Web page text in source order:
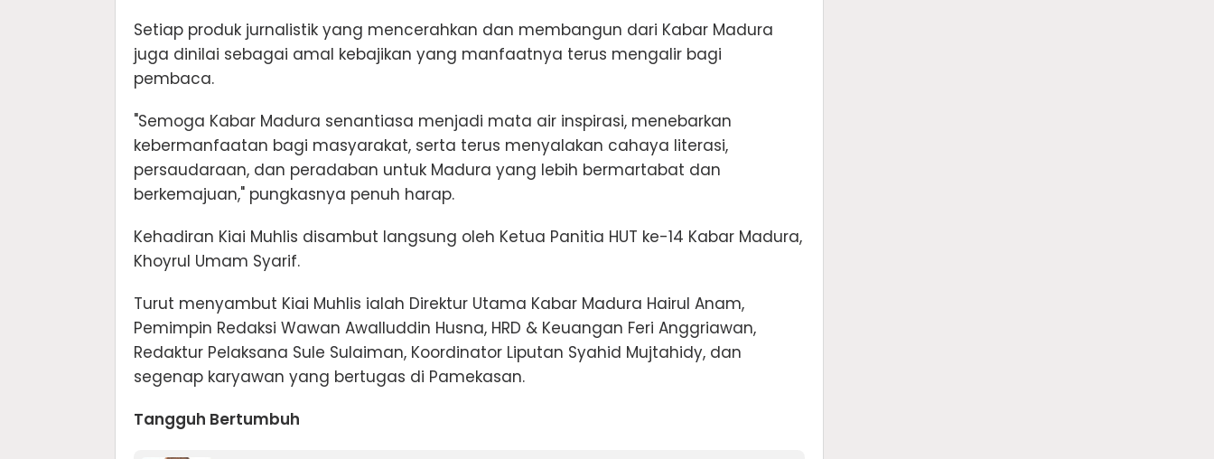
Setiap produk jurnalistik yang mencerahkan dan membangun dari Kabar Madura
juga dinilai sebagai amal kebajikan yang manfaatnya terus mengalir bagi
pembaca.
"Semoga Kabar Madura senantiasa menjadi mata air inspirasi, menebarkan
kebermanfaatan bagi masyarakat, serta terus menyalakan cahaya literasi,
persaudaraan, dan peradaban untuk Madura yang lebih bermartabat dan
berkemajuan," pungkasnya penuh harap.
Kehadiran Kiai Muhlis disambut langsung oleh Ketua Panitia HUT ke-14 Kabar Madura,
Khoyrul Umam Syarif.
Turut menyambut Kiai Muhlis ialah Direktur Utama Kabar Madura Hairul Anam,
Pemimpin Redaksi Wawan Awalluddin Husna, HRD & Keuangan Feri Anggriawan,
Redaktur Pelaksana Sule Sulaiman, Koordinator Liputan Syahid Mujtahidy, dan
segenap karyawan yang bertugas di Pamekasan.
Tangguh Bertumbuh